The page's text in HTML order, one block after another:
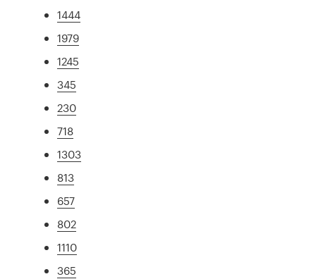
1444
1979
1245
345
230
718
1303
813
657
802
1110
365